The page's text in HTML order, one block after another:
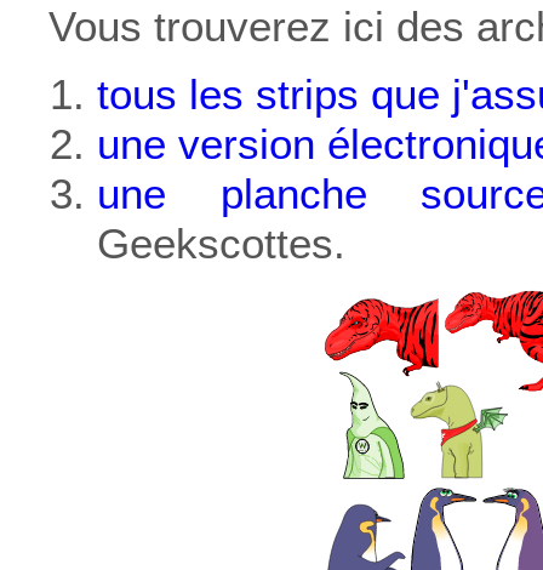
Vous trouverez ici des
tous les strips que
une version
une planche
Geekscottes.